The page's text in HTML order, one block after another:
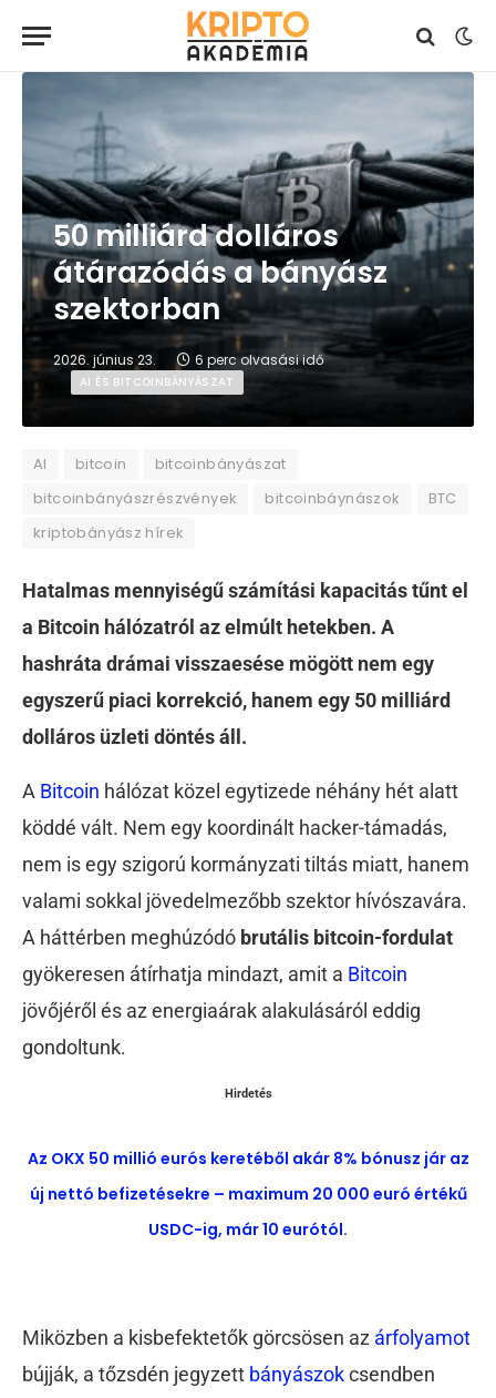
50 milliárd dolláros
átárazódás a bányász
szektorban
2026. június 23. 6 perc olvasási idő
AI ÉS BITCOINBÁNYÁSZAT
AI bitcoin
bitcoinbányászat
bitcoinbányászrészvények
bitcoinbáynászok
BTC
kriptobányász hírek
Hatalmas mennyiségű számítási kapacitás tűnt el
a Bitcoin hálózatról az elmúlt hetekben. A
hashráta drámai visszaesése mögött nem egy
egyszerű piaci korrekció, hanem egy 50 milliárd
dolláros üzleti döntés áll.
A Bitcoin hálózat közel egytizede néhány hét alatt
köddé vált. Nem egy koordinált hacker-támadás,
nem is egy szigorú kormányzati tiltás miatt, hanem
valami sokkal jövedelmezőbb szektor hívószavára.
A háttérben meghúzódó brutális bitcoin-fordulat
gyökeresen átírhatja mindazt, amit a Bitcoin
jövőjéről és az energiaárak alakulásáról eddig
gondoltunk.
Hirdetés
Az OKX 50 millió eurós keretéből akár 8% bónusz jár az
új nettó befizetésekre – maximum 20 000 euró értékű
USDC-ig, már 10 eurótól.
Miközben a kisbefektetők görcsösen az árfolyamot
bújják, a tőzsdén jegyzett bányászokcsendben